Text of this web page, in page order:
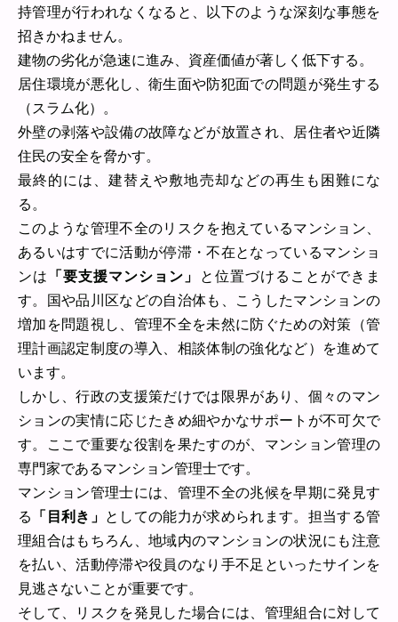
持管理が行われなくなると、以下のような深刻な事態を
招きかねません。
建物の劣化が急速に進み、資産価値が著しく低下する。
居住環境が悪化し、衛生面や防犯面での問題が発生する
（スラム化）。
外壁の剥落や設備の故障などが放置され、居住者や近隣
住民の安全を脅かす。
最終的には、建替えや敷地売却などの再生も困難にな
る。
このような管理不全のリスクを抱えているマンション、
あるいはすでに活動が停滞・不在となっているマンショ
ンは
「要支援マンション」
と位置づけることができま
す。国や品川区などの自治体も、こうしたマンションの
増加を問題視し、管理不全を未然に防ぐための対策（管
理計画認定制度の導入、相談体制の強化など）を進めて
います。
しかし、行政の支援策だけでは限界があり、個々のマン
ションの実情に応じたきめ細やかなサポートが不可欠で
す。ここで重要な役割を果たすのが、マンション管理の
専門家であるマンション管理士です。
マンション管理士には、管理不全の兆候を早期に発見す
る
「目利き」 としての能力が求められます。担当する管
理組合はもちろん、地域内のマンションの状況にも注意
を払い、活動停滞や役員のなり手不足といったサインを
見逃さないことが重要です。
そして、リスクを発見した場合には、管理組合に対して